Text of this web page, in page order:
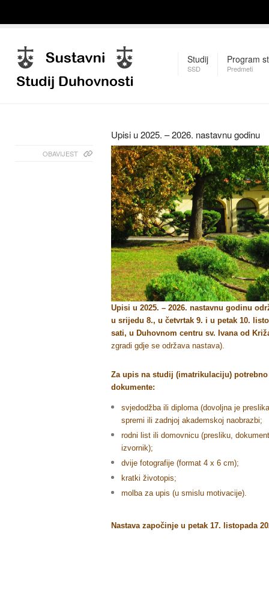
Studij
SSD
Program
Predmeti
Upisi u 2025. – 2026. nastavnu godinu
OBAVIJEST
Upisi u 2025. – 2026. nastavnu godinu
u srijedu 8., u četvrtak 9. i u petak 10.
sati, u Duhovnom centru sv. Ivana od
zgradi gdje se održava nastava).
Za upis na studij (imatrikulaciju)
dokumente:
svjedodžba ili diploma (dovoljna je
spremi ili zadnjoj akademskoj naobrazbi;
rodni list ili domovnicu (presliku,
izvornik);
dvije fotografije (format 4 x 6 cm);
kratki životopis;
molba za upis (u smislu motivacije).
Nastava započinje u petak 17. listopada